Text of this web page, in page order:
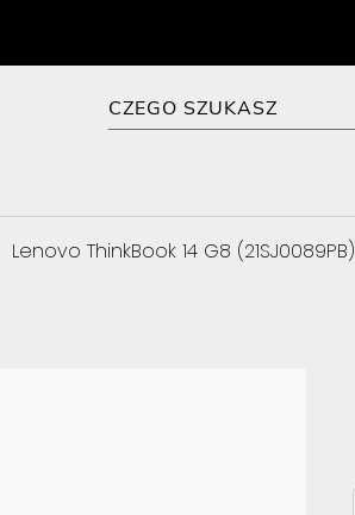
Lenovo ThinkBook 14 G8 (21SJ0089PB)